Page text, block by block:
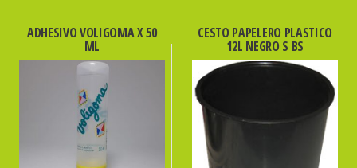
ADHESIVO VOLIGOMA X 50
ML
CESTO PAPELERO PLASTICO
12L NEGRO S BS